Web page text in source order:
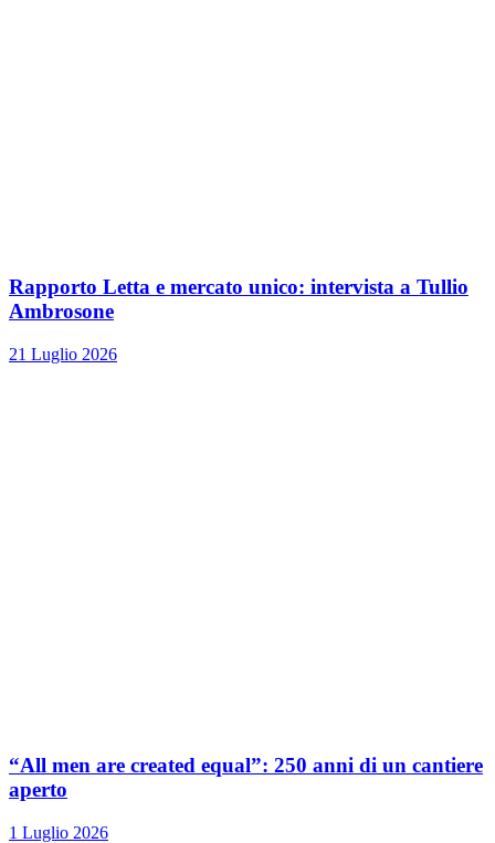
Rapporto Letta e mercato unico: intervista a Tullio
Ambrosone
21 Luglio 2026
“All men are created equal”: 250 anni di un cantiere
aperto
1 Luglio 2026